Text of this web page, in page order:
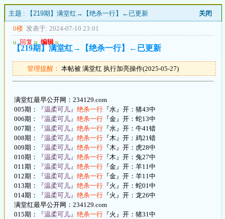
主题 : 【219期】满堂红→【绝杀一行】←已更新
关闭
0楼 发表于: 2024-07-10 23:01
u 回复 u 编辑 u
【219期】满堂红→【绝杀一行】←已更新
管理提醒： 本帖被 满堂红 执行加亮操作(2025-05-27)
满堂红最早公开网：234129.com
005期：
『温柔可儿』 绝杀一行 『水』开：猪43中
006期：
『温柔可儿』 绝杀一行 『金』开：蛇13中
007期：
『温柔可儿』 绝杀一行 『水』开：牛41错
008期：
『温柔可儿』 绝杀一行 『木』开：鸡21错
009期：
『温柔可儿』 绝杀一行 『木』开：虎28中
010期：
『温柔可儿』 绝杀一行 『木』开：兔27中
011期：
『温柔可儿』 绝杀一行 『金』开：羊11中
012期：
『温柔可儿』 绝杀一行 『金』开：羊11中
013期：
『温柔可儿』 绝杀一行 『火』开：蛇01中
014期：
『温柔可儿』 绝杀一行 『火』开：龙26中
满堂红最早公开网：234129.com
015期：
『温柔可儿』 绝杀一行 『火』开：猪31中